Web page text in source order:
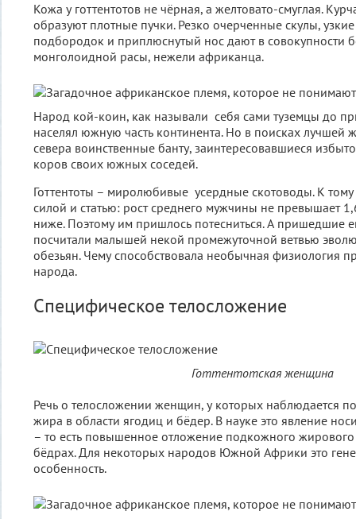
Кожа у готтентотов не чёрная, а желтовато-смуглая.
образуют плотные пучки. Резко очерченные скулы,
подбородок и приплюснутый нос дают в совокупности
монголоидной расы, нежели африканца.
Народ кой-коин, как называли себя сами туземцы до
населял южную часть континента. Но в поисках
севера воинственные банту, заинтересовавшиеся
коров своих южных соседей.
Готтентоты – миролюбивые усердные скотоводы. К
силой и статью: рост среднего мужчины не превышает
ниже. Поэтому им пришлось потесниться. А пришедшие
посчитали малышей некой промежуточной ветвью
обезьян. Чему способствовала необычная физиология
народа.
Специфическое телосложение
Готтентотская женщина
Речь о телосложении женщин, у которых наблюдается
жира в области ягодиц и бёдер. В науке это явление
– то есть повышенное отложение подкожного
бёдрах. Для некоторых народов Южной Африки это
особенность.